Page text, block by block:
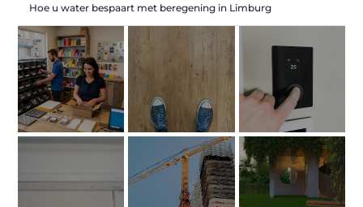
Hoe u water bespaart met beregening in Limburg